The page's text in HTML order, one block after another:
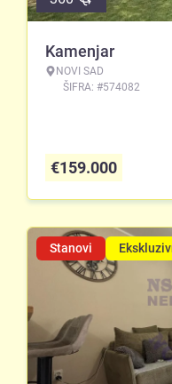
Kamenjar
NOVI SAD
ŠIFRA: #574082
€159.000
Stanovi